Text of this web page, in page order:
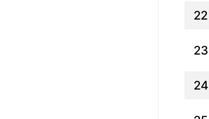
22
23
24